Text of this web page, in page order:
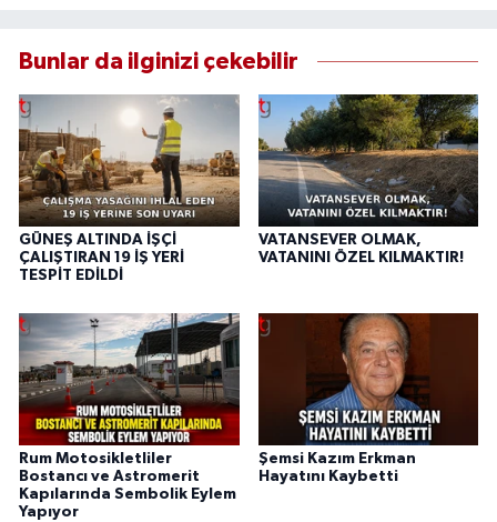
Bunlar da ilginizi çekebilir
GÜNEŞ ALTINDA İŞÇİ
ÇALIŞTIRAN 19 İŞ YERİ
TESPİT EDİLDİ
VATANSEVER OLMAK,
VATANINI ÖZEL KILMAKTIR!
Rum Motosikletliler
Bostancı ve Astromerit
Kapılarında Sembolik Eylem
Yapıyor
Şemsi Kazım Erkman
Hayatını Kaybetti